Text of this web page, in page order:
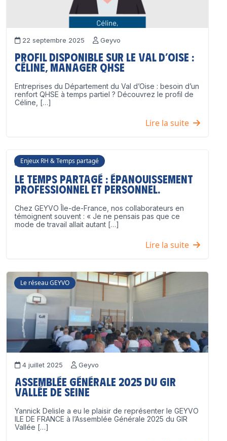
22 septembre 2025 Geyvo
Profil disponible sur le Val d’Oise :
Céline, Manager QHSE
Entreprises du Département du Val d’Oise : besoin d’un
renfort QHSE à temps partiel ? Découvrez le profil de
Céline, […]
Lire la suite
Enjeux RH & Temps partagé
17 juillet 2025 Geyvo
Le temps partagé : épanouissement
professionnel ET personnel.
Chez GEYVO Île-de-France, nos collaborateurs en
témoignent souvent : « Je ne pensais pas que ce
mode de travail allait autant […]
Lire la suite
Le réseau GEYVO
4 juillet 2025 Geyvo
Assemblée Générale 2025 du GIR
Vallée de Seine
Yannick Delisle a eu le plaisir de représenter le GEYVO
ILE DE FRANCE à l’Assemblée Générale 2025 du GIR
Vallée […]